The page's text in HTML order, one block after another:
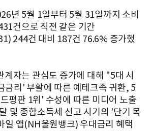
년 5월 1일부터 5월 31일까지 소비
건으로 직전 같은 기간
244건 대비 187건 76.6% 증가했
계자는 관심도 증가에 대해 "5대 시
금리' 부활에 따른 예테크족 귀환, 5
평판 1위' 수성에 따른 미디어 노출
및 종합소득세 신고 시기의 '단기 목
일 앱(NH올원뱅크) 우대금리 혜택